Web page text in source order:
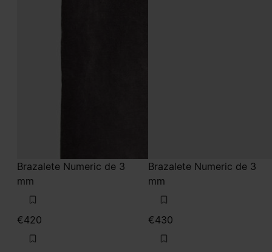
Brazalete Numeric de 3
mm
€420
Brazalete Numeric de 3
mm
€430